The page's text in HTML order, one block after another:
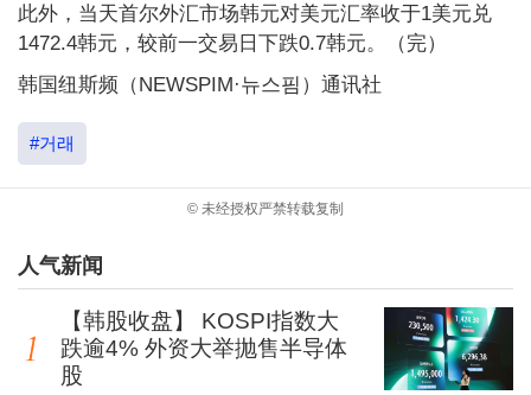
此外，当天首尔外汇市场韩元对美元汇率收于1美元兑
1472.4韩元，较前一交易日下跌0.7韩元。（完）
韩国纽斯频（NEWSPIM·뉴스핌）通讯社
#거래
© 未经授权严禁转载复制
人气新闻
【韩股收盘】 KOSPI指数大
跌逾4% 外资大举抛售半导体
股